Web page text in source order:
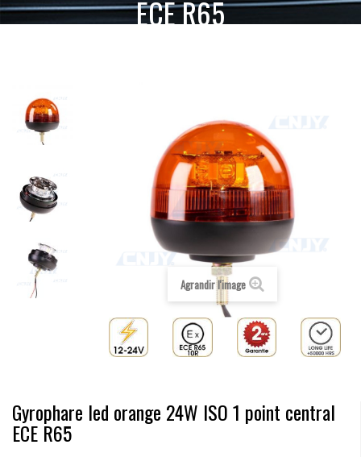
ECE R65
Agrandir l'image
Gyrophare led orange 24W ISO 1 point central
ECE R65